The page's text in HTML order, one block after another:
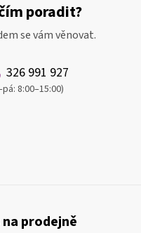
poradit?
se vám věnovat.
326 991 927
8:00–15:00)
prodejně